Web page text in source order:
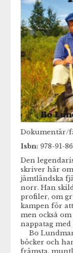
Dokumentär/
Isbn: 978-91-
Den
skriver här
jämtländska
norr. Han
profiler, om
kampen för
men också
nappatag
Bo
böcker och
främsta,